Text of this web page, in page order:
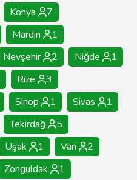
Konya
7
Mardin
1
Nevşehir 2 Niğde
1
Rize
3
Sinop 1 Sivas
1
Tekirdağ
5
Uşak 1 Van
2
Zonguldak 1